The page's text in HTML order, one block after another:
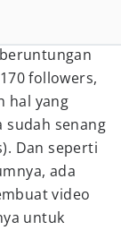
followers,
hal yang
sudah senang
Dan seperti
ada
video
untuk